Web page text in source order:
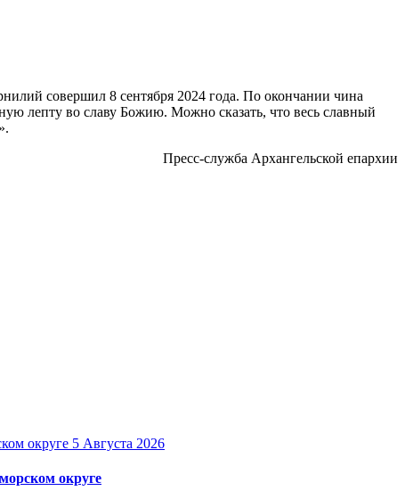
совершил 8 сентября 2024 года. По окончании чина
лепту во славу Божию. Можно сказать, что весь славный
Пресс-служба Архангельской епархии
5 Августа 2026
округе